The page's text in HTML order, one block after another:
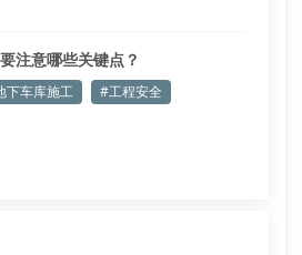
注意哪些关键点？
下车库施工 #工程安全